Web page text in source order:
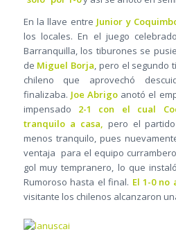
En la llave entre Junior y
los locales. En el juego
Barranquilla, los tiburones se
de Miguel Borja, pero el segundo
chileno que aprovechó
finalizaba. Joe Abrigo anotó el
impensado 2-1 con el cual
tranquilo a casa, pero el
menos tranquilo, pues
ventaja para el equipo
gol muy tempranero, lo que
Rumoroso hasta el final. El 1-0 no
visitante los chilenos alcanzaron